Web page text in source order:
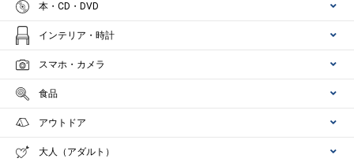
本・CD・DVD
インテリア・時計
スマホ・カメラ
食品
アウトドア
大人（アダルト）